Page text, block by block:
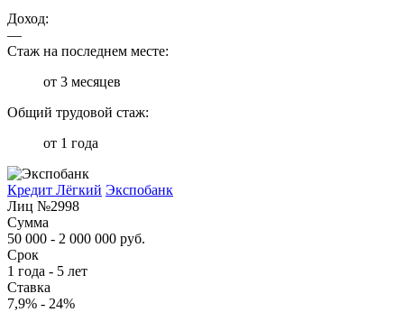
Доход:
—
Стаж на последнем месте:
от 3 месяцев
Общий трудовой стаж:
от 1 года
Кредит Лёгкий Экспобанк
Лиц №2998
Сумма
50 000 - 2 000 000 руб.
Срок
1 года - 5 лет
Ставка
7,9% - 24%